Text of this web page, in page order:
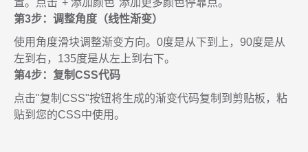
置。点击"+ 添加颜色"添加更多颜色停靠点。
第3步：调整角度（线性渐变）
使用角度滑块调整渐变方向。0度是从下到上，90度是从
左到右，135度是从左上到右下。
第4步：复制CSS代码
点击"复制CSS"按钮将生成的渐变代码复制到剪贴板，粘
贴到您的CSS中使用。